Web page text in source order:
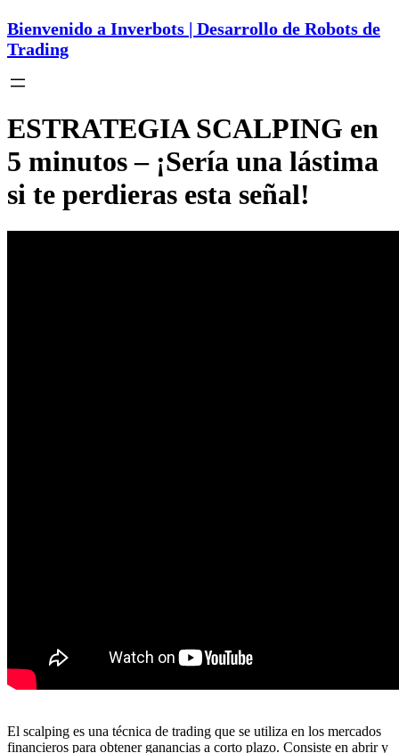
Bienvenido a Inverbots | Desarrollo de Robots de
Trading
ESTRATEGIA SCALPING en
5 minutos – ¡Sería una lástima
si te perdieras esta señal!
El scalping es una técnica de trading que se utiliza en los mercados
financieros para obtener ganancias a corto plazo. Consiste en abrir y